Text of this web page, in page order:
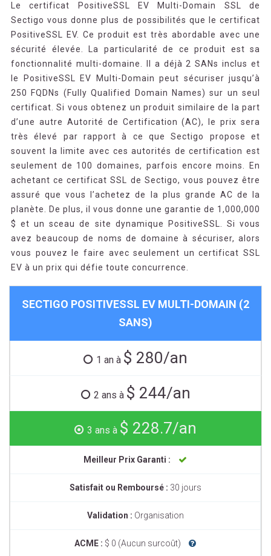
Le certificat PositiveSSL EV Multi-Domain SSL de
Sectigo vous donne plus de possibilités que le certificat
PositiveSSL EV. Ce produit est très abordable avec une
sécurité élevée. La particularité de ce produit est sa
fonctionnalité multi-domaine. Il a déjà 2 SANs inclus et
le PositiveSSL EV Multi-Domain peut sécuriser jusqu’à
250 FQDNs (Fully Qualified Domain Names) sur un seul
certificat. Si vous obtenez un produit similaire de la part
d’une autre Autorité de Certification (AC), le prix sera
très élevé par rapport à ce que Sectigo propose et
souvent la limite avec ces autorités de certification est
seulement de 100 domaines, parfois encore moins. En
achetant ce certificat SSL de Sectigo, vous pouvez être
assuré que vous l’achetez de la plus grande AC de la
planète. De plus, il vous donne une garantie de 1,000,000
$ et un sceau de site dynamique PositiveSSL. Si vous
avez beaucoup de noms de domaine à sécuriser, alors
vous pouvez le faire avec seulement un certificat SSL
EV à un prix qui défie toute concurrence.
SECTIGO POSITIVESSL EV MULTI-DOMAIN (2
SANS)
1 an à $ 280/an
2 ans à $ 244/an
3 ans à $ 228.7/an
Meilleur Prix Garanti :
Satisfait ou Remboursé : 30 jours
Validation : Organisation
ACME : $ 0 (Aucun surcoût)